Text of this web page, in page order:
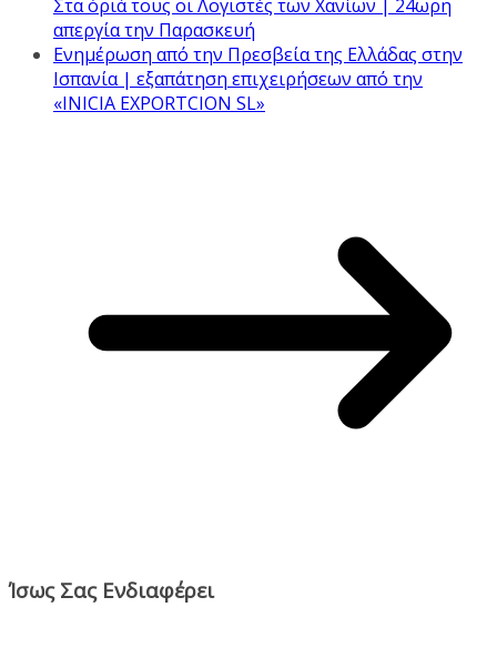
Στα όριά τους οι Λογιστές των Χανίων | 24ωρη
απεργία την Παρασκευή
Ενημέρωση από την Πρεσβεία της Ελλάδας στην
Ισπανία | εξαπάτηση επιχειρήσεων από την
«INICIA EXPORTCION SL»
Ίσως Σας Ενδιαφέρει